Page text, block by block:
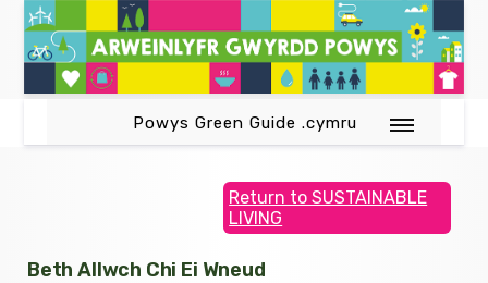
Powys Green Guide .cymru
Return to SUSTAINABLE
LIVING
Beth Allwch Chi Ei Wneud